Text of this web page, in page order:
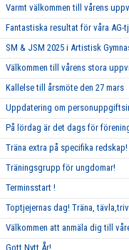
Varmt välkommen till vårens
Fantastiska resultat för våra AG-
SM & JSM 2025 i Artistisk
Välkommen till vårens stora
Kallelse till årsmöte den 27 mars
Uppdatering om
På lördag är det dags för
Träna extra på specifika redskap!
Träningsgrupp för ungdomar!
Terminsstart !
Toptjejernas dag! Träna,
Välkommen att anmäla dig till
Gott Nytt År!